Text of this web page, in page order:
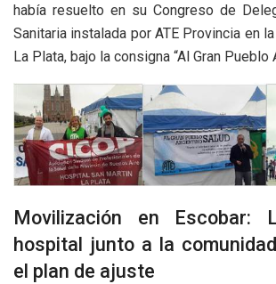
había resuelto en su Congreso de
Sanitaria instalada por ATE Provincia en
La Plata, bajo la consigna “Al Gran Pueblo
Movilización en Escobar:
hospital junto a la
el plan de ajuste